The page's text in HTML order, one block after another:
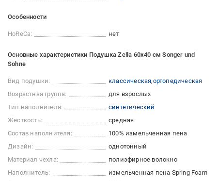
Особенности
HoReCa: нет
Основные характеристики Подушка Zella 60х40 см Songer und
Sohne
Вид подушки: классическая ортопедическая
Возрастная группа:
для взрослых
Тип наполнителя:
синтетический
Жесткость:
средняя
Состав наполнителя:
100% измельченная пена
Дизайн:
однотонный
Материал чехла:
полиэфирное волокно
Наполнитель:
измельченная пена Spring Foam